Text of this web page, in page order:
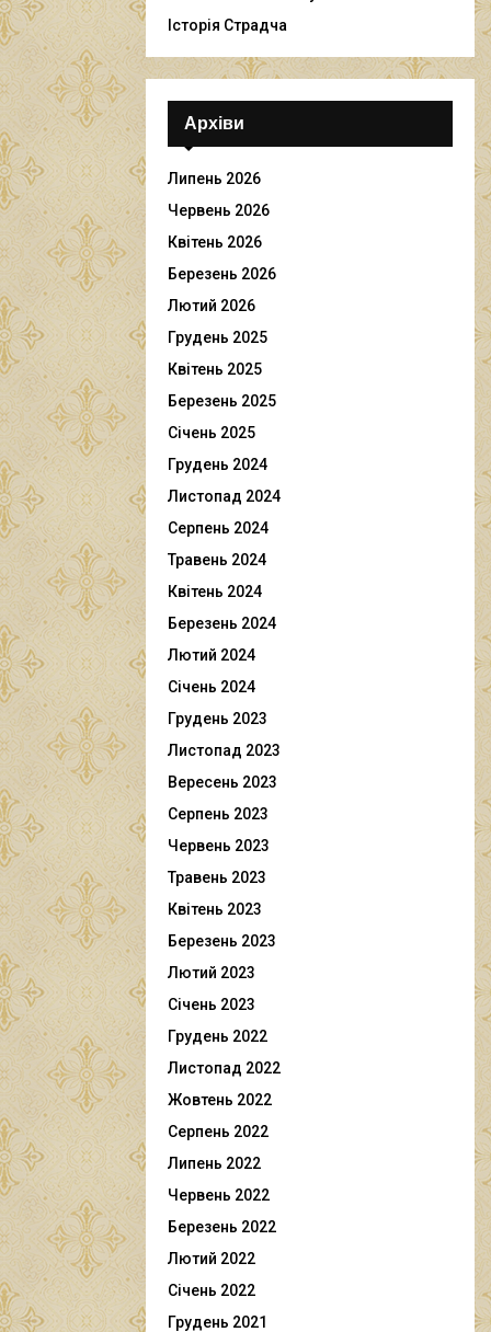
Історія Страдча
Архіви
Липень 2026
Червень 2026
Квітень 2026
Березень 2026
Лютий 2026
Грудень 2025
Квітень 2025
Березень 2025
Січень 2025
Грудень 2024
Листопад 2024
Серпень 2024
Травень 2024
Квітень 2024
Березень 2024
Лютий 2024
Січень 2024
Грудень 2023
Листопад 2023
Вересень 2023
Серпень 2023
Червень 2023
Травень 2023
Квітень 2023
Березень 2023
Лютий 2023
Січень 2023
Грудень 2022
Листопад 2022
Жовтень 2022
Серпень 2022
Липень 2022
Червень 2022
Березень 2022
Лютий 2022
Січень 2022
Грудень 2021